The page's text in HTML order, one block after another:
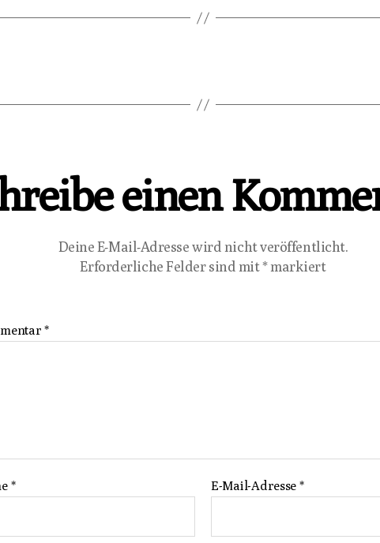
einen
Deine E-Mail-Adresse wird nicht veröffentlicht.
Erforderliche Felder sind mit*markiert
*
* E-Mail-Adresse *